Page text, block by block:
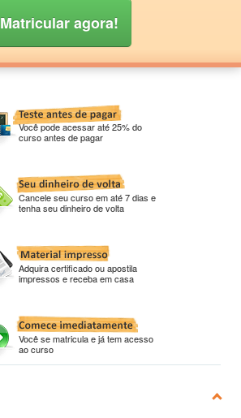
Matricular agora!
Você pode acessar até 25% do
curso antes de pagar
Cancele seu curso em até 7 dias e
tenha seu dinheiro de volta
Adquira certificado ou apostila
impressos e receba em casa
Você se matricula e já tem acesso
ao curso